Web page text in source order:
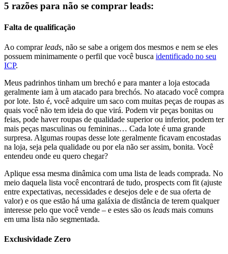
5 razões para não se comprar leads:
Falta de qualificação
Ao comprar leads, não se sabe a origem dos mesmos e nem se eles
possuem minimamente o perfil que você busca identificado no seu
ICP.
Meus padrinhos tinham um brechó e para manter a loja estocada
geralmente iam à um atacado para brechós. No atacado você compra
por lote. Isto é, você adquire um saco com muitas peças de roupas as
quais você não tem ideia do que virá. Podem vir peças bonitas ou
feias, pode haver roupas de qualidade superior ou inferior, podem ter
mais peças masculinas ou femininas… Cada lote é uma grande
surpresa. Algumas roupas desse lote geralmente ficavam encostadas
na loja, seja pela qualidade ou por ela não ser assim, bonita. Você
entendeu onde eu quero chegar?
Aplique essa mesma dinâmica com uma lista de leads comprada. No
meio daquela lista você encontrará de tudo, prospects com fit (ajuste
entre expectativas, necessidades e desejos dele e de sua oferta de
valor) e os que estão há uma galáxia de distância de terem qualquer
interesse pelo que você vende – e estes são os leads mais comuns
em uma lista não segmentada.
Exclusividade Zero